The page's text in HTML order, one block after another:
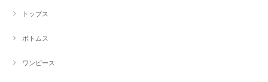
トップス
ボトムス
ワンピース